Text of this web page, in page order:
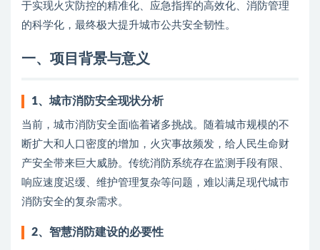
于实现火灾防控的精准化、应急指挥的高效化、消防管理
的科学化，最终极大提升城市公共安全韧性。
一、项目背景与意义
1、 城市消防安全现状分析
当前，城市消防安全面临着诸多挑战。随着城市规模的不
断扩大和人口密度的增加，火灾事故频发，给人民生命财
产安全带来巨大威胁。传统消防系统存在监测手段有限、
响应速度迟缓、维护管理复杂等问题，难以满足现代城市
消防安全的复杂需求。
2、 智慧消防建设的必要性